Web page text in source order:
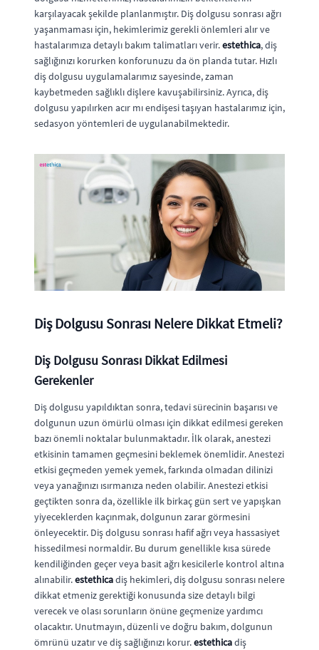
karşılayacak şekilde planlanmıştır. Diş dolgusu sonrası ağrı
yaşanmaması için, hekimlerimiz gerekli önlemleri alır ve
hastalarımıza detaylı bakım talimatları verir.estethica, diş
sağlığınızı korurken konforunuzu da ön planda tutar. Hızlı
diş dolgusu uygulamalarımız sayesinde, zaman
kaybetmeden sağlıklı dişlere kavuşabilirsiniz. Ayrıca, diş
dolgusu yapılırken acır mı endişesi taşıyan hastalarımız için,
sedasyon yöntemleri de uygulanabilmektedir.
Diş Dolgusu Sonrası Nelere Dikkat Etmeli?
Diş Dolgusu Sonrası Dikkat Edilmesi
Gerekenler
Diş dolgusu yapıldıktan sonra, tedavi sürecinin başarısı ve
dolgunun uzun ömürlü olması için dikkat edilmesi gereken
bazı önemli noktalar bulunmaktadır. İlk olarak, anestezi
etkisinin tamamen geçmesini beklemek önemlidir. Anestezi
etkisi geçmeden yemek yemek, farkında olmadan dilinizi
veya yanağınızı ısırmanıza neden olabilir. Anestezi etkisi
geçtikten sonra da, özellikle ilk birkaç gün sert ve yapışkan
yiyeceklerden kaçınmak, dolgunun zarar görmesini
önleyecektir. Diş dolgusu sonrası hafif ağrı veya hassasiyet
hissedilmesi normaldir. Bu durum genellikle kısa sürede
kendiliğinden geçer veya basit ağrı kesicilerle kontrol altına
alınabilir.estethicadiş hekimleri, diş dolgusu sonrası nelere
dikkat etmeniz gerektiği konusunda size detaylı bilgi
verecek ve olası sorunların önüne geçmenize yardımcı
olacaktır. Unutmayın, düzenli ve doğru bakım, dolgunun
ömrünü uzatır ve diş sağlığınızı korur.estethicadiş